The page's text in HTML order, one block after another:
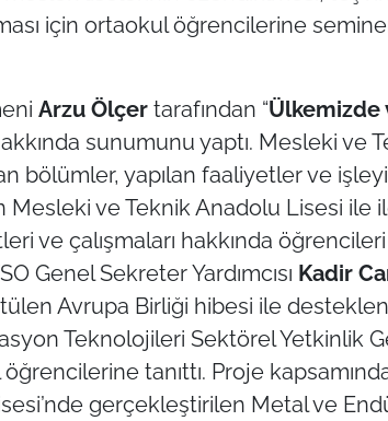
için ortaokul öğrencilerine
Arzu Ölçertarafından “Ülkemizde
sunumunu yaptı. Mesleki ve
bölümler, yapılan faaliyetler ve
Mesleki ve Teknik Anadolu Lisesi ile
ve çalışmaları hakkında
Genel Sekreter Yardımcısı Kadir
Avrupa Birliği hibesi ile
Teknolojileri Sektörel Yetkinlik
tanıttı. Proje
gerçekleştirilen Metal ve